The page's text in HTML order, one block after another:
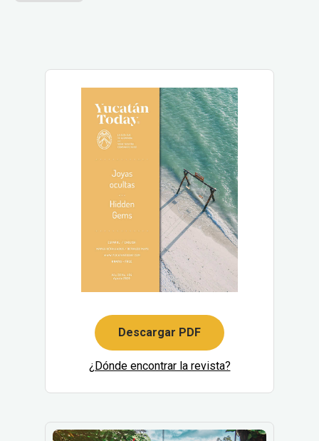
Descargar PDF
¿Dónde encontrar la revista?